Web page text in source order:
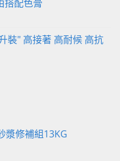
搭配色膏
裝" 高接著 高耐候 高抗
漿修補組13KG